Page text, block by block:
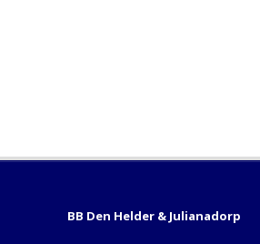
BB Den Helder & Julianadorp